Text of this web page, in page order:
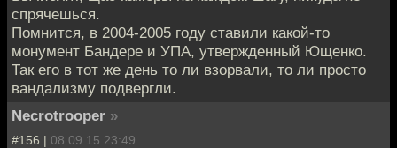
спрячешься.
Помнится, в 2004-2005 году ставили какой-то
монумент Бандере и УПА, утвержденный Ющенко.
Так его в тот же день то ли взорвали, то ли просто
вандализму подвергли.
Necrotrooper »
#156 | 08.09.15 23:49